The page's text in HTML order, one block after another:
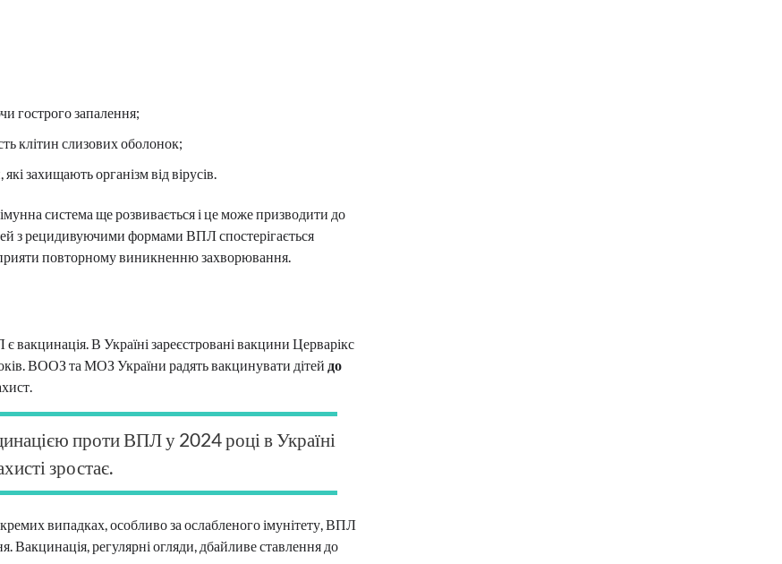
гострого запалення;
клітин слизових оболонок;
захищають організм від вірусів.
система ще розвивається і це може призводити до
з рецидивуючими формами ВПЛ спостерігається
повторному виникненню захворювання.
В Україні зареєстровані вакцини Церварікс
ВООЗ та МОЗ України радять вакцинувати дітей до
проти ВПЛ у 2024 році в Україні
зростає.
випадках, особливо за ослабленого імунітету, ВПЛ
Вакцинація, регулярні огляди, дбайливе ставлення до